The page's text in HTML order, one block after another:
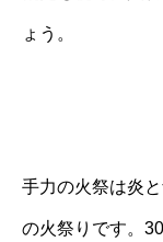
ょう。
手力の火祭は炎
の火祭りです。